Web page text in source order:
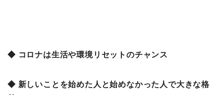
◆ コロナは生活や環境リセットのチャンス
◆ 新しいことを始めた人と始めなかった人で大きな格